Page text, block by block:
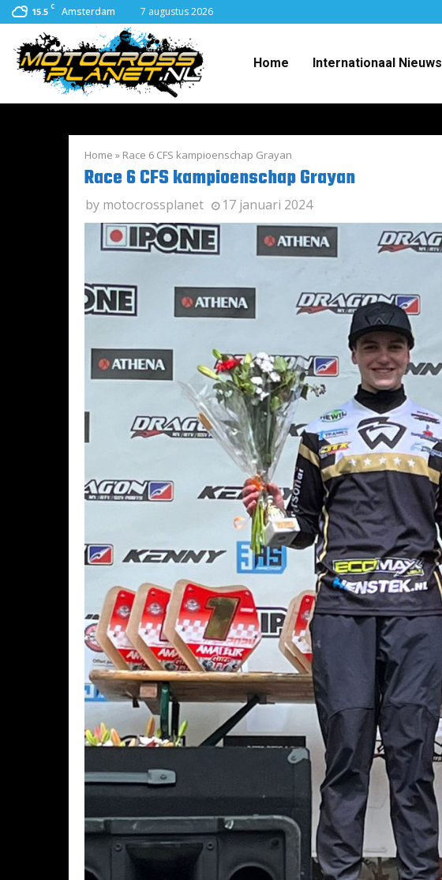
15.5 C Amsterdam 7 augustus 2026
Home Internationaal Nieuws
Home » Race 6 CFS kampioenschap Grayan
Race 6 CFS kampioenschap Grayan
by motocrossplanet 17 januari 2024